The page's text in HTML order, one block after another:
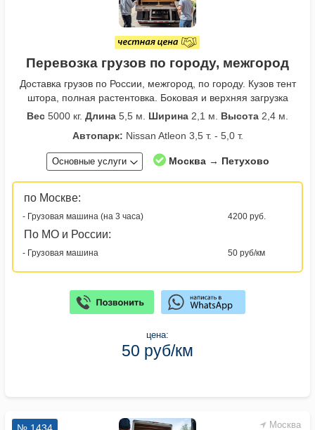
Перевозка грузов по городу, межгород
Доставка грузов по России, межгород, по городу. Кузов тент
штора, полная растентовка. Боковая и верхняя загрузка
Вес 5000 кг. Длина 5,5 м. Ширина 2,1 м. Высота 2,4 м.
Автопарк: Nissan Atleon 3,5 т. - 5,0 т.
Основные услуги Москва → Петухово
по Москве:
- Грузовая машина (на 3 часа) 4200 руб.
По МО и России:
- Грузовая машина 50 руб/км
цена:
50 руб/км
Москва